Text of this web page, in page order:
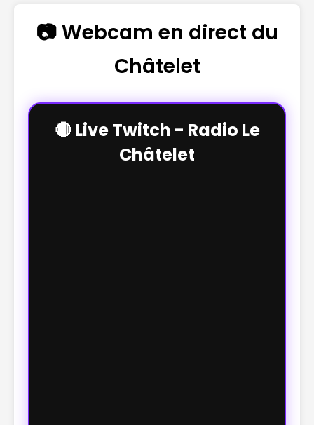
📷 Webcam en direct du
Châtelet
🔴 Live Twitch - Radio Le
Châtelet